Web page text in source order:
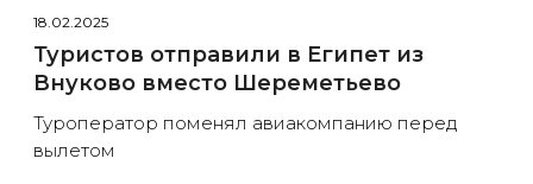
18.02.2025
Туристов отправили в Египет из
Внуково вместо Шереметьево
Туроператор поменял авиакомпанию перед
вылетом